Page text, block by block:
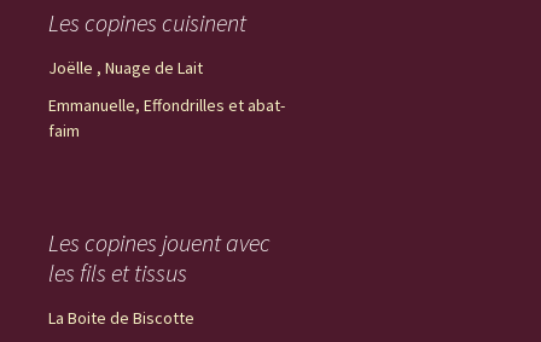
Les copines cuisinent
Joëlle , Nuage de Lait
Emmanuelle, Effondrilles et abat-
faim
Les copines jouent avec
les fils et tissus
La Boite de Biscotte